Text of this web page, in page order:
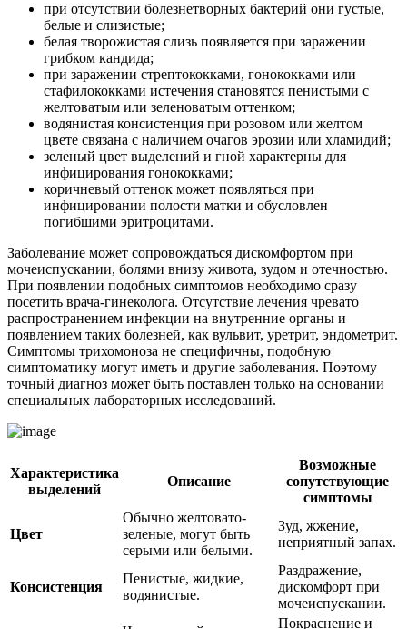
при отсутствии болезнетворных бактерий они густые,
белые и слизистые;
белая творожистая слизь появляется при заражении
грибком кандида;
при заражении стрептококками, гонококками или
стафилококками истечения становятся пенистыми с
желтоватым или зеленоватым оттенком;
водянистая консистенция при розовом или желтом
цвете связана с наличием очагов эрозии или хламидий;
зеленый цвет выделений и гной характерны для
инфицирования гонококками;
коричневый оттенок может появляться при
инфицировании полости матки и обусловлен
погибшими эритроцитами.
Заболевание может сопровождаться дискомфортом при
мочеиспускании, болями внизу живота, зудом и отечностью.
При появлении подобных симптомов необходимо сразу
посетить врача-гинеколога. Отсутствие лечения чревато
распространением инфекции на внутренние органы и
появлением таких болезней, как вульвит, уретрит, эндометрит.
Симптомы трихомоноза не специфичны, подобную
симптоматику могут иметь и другие заболевания. Поэтому
точный диагноз может быть поставлен только на основании
специальных лабораторных исследований.
Характеристика
выделений
Описание
Возможные
сопутствующие
симптомы
Цвет
Обычно желтовато-
зеленые, могут быть
серыми или белыми.
Зуд, жжение,
неприятный запах.
Консистенция
Пенистые, жидкие,
водянистые.
Раздражение,
дискомфорт при
мочеиспускании.
Покраснение и